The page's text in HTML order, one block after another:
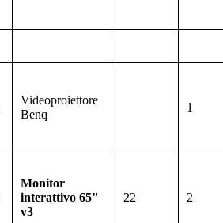
Videoproiettore
Benq
1
Monitor
interattivo 65"
v3
22 2